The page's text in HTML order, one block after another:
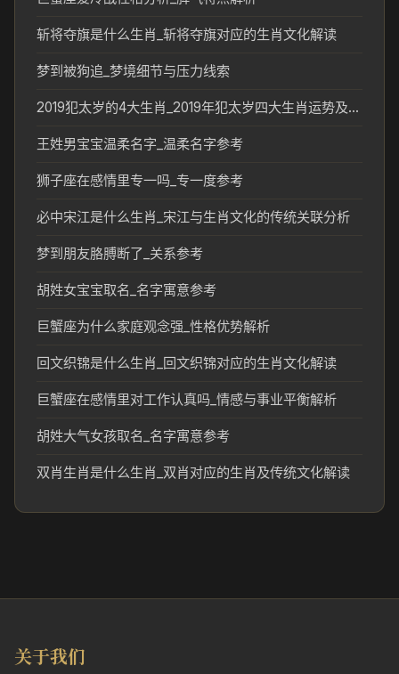
斩将夺旗是什么生肖_斩将夺旗对应的生肖文化解读
梦到被狗追_梦境细节与压力线索
2019犯太岁的4大生肖_2019年犯太岁四大生肖运势及化解方式
王姓男宝宝温柔名字_温柔名字参考
狮子座在感情里专一吗_专一度参考
必中宋江是什么生肖_宋江与生肖文化的传统关联分析
梦到朋友胳膊断了_关系参考
胡姓女宝宝取名_名字寓意参考
巨蟹座为什么家庭观念强_性格优势解析
回文织锦是什么生肖_回文织锦对应的生肖文化解读
巨蟹座在感情里对工作认真吗_情感与事业平衡解析
胡姓大气女孩取名_名字寓意参考
双肖生肖是什么生肖_双肖对应的生肖及传统文化解读
关于我们